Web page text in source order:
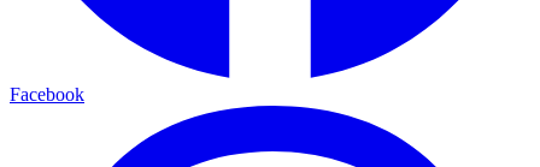
Facebook